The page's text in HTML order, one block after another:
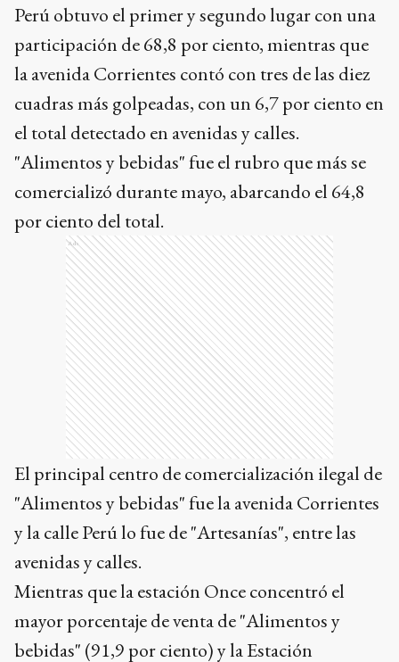
Perú obtuvo el primer y segundo lugar con una
participación de 68,8 por ciento, mientras que
la avenida Corrientes contó con tres de las diez
cuadras más golpeadas, con un 6,7 por ciento en
el total detectado en avenidas y calles.
"Alimentos y bebidas" fue el rubro que más se
comercializó durante mayo, abarcando el 64,8
por ciento del total.
Ads
El principal centro de comercialización ilegal de
"Alimentos y bebidas" fue la avenida Corrientes
y la calle Perú lo fue de "Artesanías", entre las
avenidas y calles.
Mientras que la estación Once concentró el
mayor porcentaje de venta de "Alimentos y
bebidas" (91,9 por ciento) y la Estación